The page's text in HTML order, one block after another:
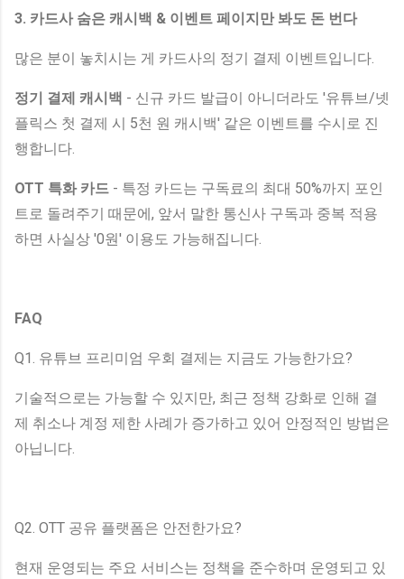
3. 카드사 숨은 캐시백 & 이벤트 페이지만 봐도 돈 번다
많은 분이 놓치시는 게 카드사의 정기 결제 이벤트입니다.
정기 결제 캐시백 - 신규 카드 발급이 아니더라도 '유튜브/넷
플릭스 첫 결제 시 5천 원 캐시백' 같은 이벤트를 수시로 진
행합니다.
OTT 특화 카드 - 특정 카드는 구독료의 최대 50%까지 포인
트로 돌려주기 때문에, 앞서 말한 통신사 구독과 중복 적용
하면 사실상 '0원' 이용도 가능해집니다.
FAQ
Q1. 유튜브 프리미엄 우회 결제는 지금도 가능한가요?
기술적으로는 가능할 수 있지만, 최근 정책 강화로 인해 결
제 취소나 계정 제한 사례가 증가하고 있어 안정적인 방법은
아닙니다.
Q2. OTT 공유 플랫폼은 안전한가요?
현재 운영되는 주요 서비스는 정책을 준수하며 운영되고 있